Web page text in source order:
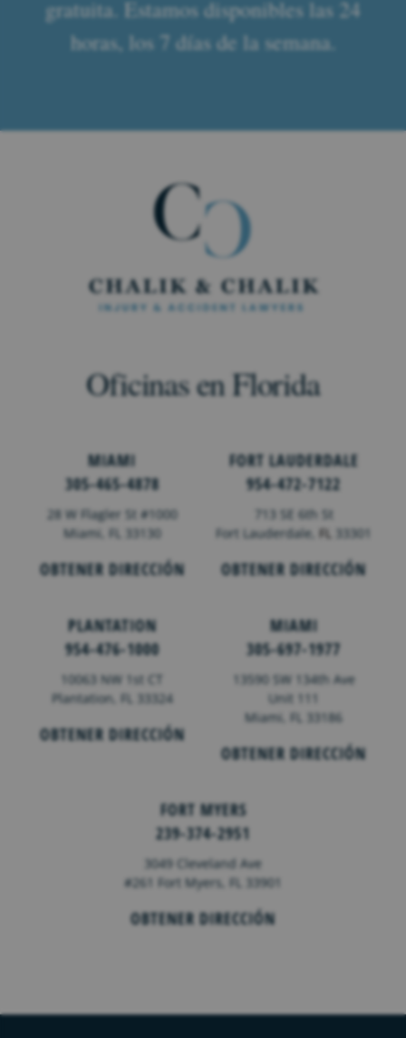
gratuita. Estamos disponibles las 24
horas, los 7 días de la semana.
Oficinas en Florida
MIAMI
305-465-4878
28 W Flagler St #1000
Miami, FL 33130
OBTENER DIRECCIÓN
FORT LAUDERDALE
954-472-7122
713 SE 6th St
Fort Lauderdale, FL 33301
OBTENER DIRECCIÓN
PLANTATION
954-476-1000
10063 NW 1st CT
Plantation, FL 33324
OBTENER DIRECCIÓN
MIAMI
305-697-1977
13590 SW 134th Ave
Unit 111
Miami, FL 33186
OBTENER DIRECCIÓN
FORT MYERS
239-374-2951
3049 Cleveland Ave
#261 Fort Myers, FL 33901
OBTENER DIRECCIÓN